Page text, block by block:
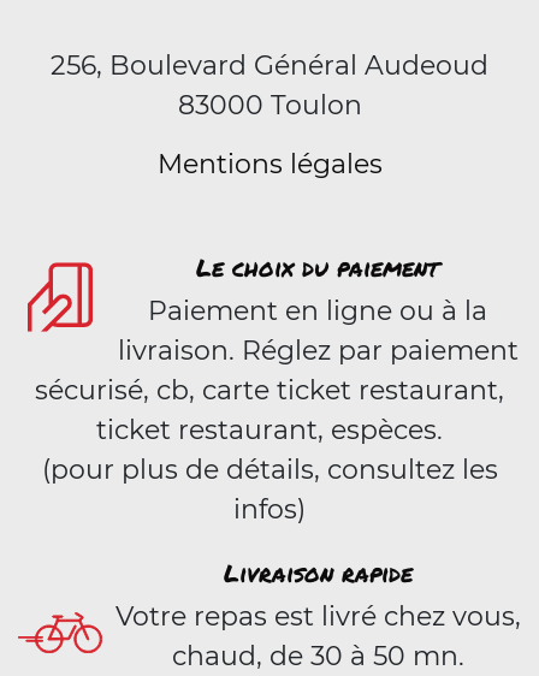
256, Boulevard Général Audeoud
83000 Toulon
Mentions légales
Le choix du paiement
Paiement en ligne ou à la
livraison. Réglez par paiement
sécurisé, cb, carte ticket restaurant,
ticket restaurant, espèces.
(pour plus de détails, consultez les
infos)
Livraison rapide
Votre repas est livré chez vous,
chaud, de 30 à 50 mn.